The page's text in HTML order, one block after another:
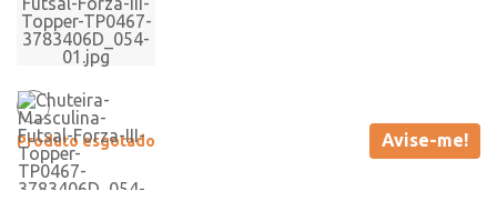
Produto esgotado Avise-me!